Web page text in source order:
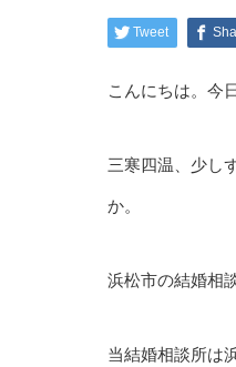
Tweet
こんにちは。今
三寒四温、少し
か。
浜松市の結婚相
当結婚相談所は